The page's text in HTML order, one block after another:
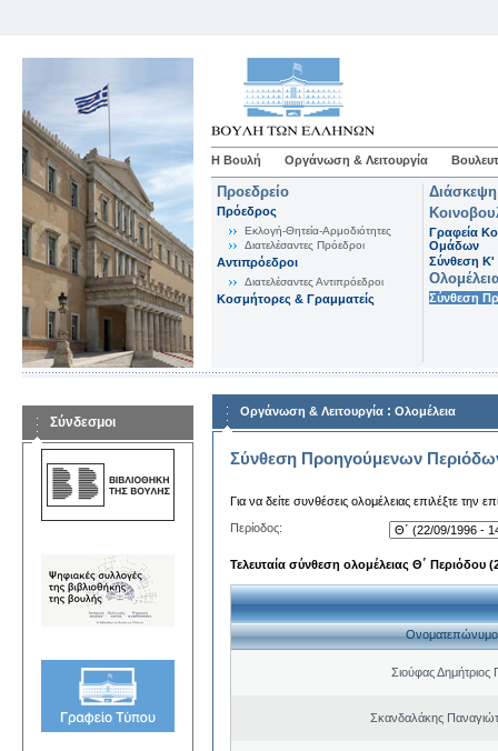
Η Βουλή Οργάνωση & Λειτουργία
Προεδρείο
Πρόεδρος
Εκλογή-Θητεία-Αρμοδιότητες
Διατελέσαντες Πρόεδροι
Αντιπρόεδροι
Διατελέσαντες Αντιπρόεδροι
Κοσμήτορες & Γραμματείς
Γραφεία
Ομάδων
Σύνθεση K'
Σύνθεση
Σύνδεσμοι
Οργάνωση & Λειτουργία : Ολομέλεια
Σύνθεση Προηγούμενων
Για να δείτε συνθέσεις ολομέλειας επιλέξτε την
Περίοδος:
Τελευταία σύνθεση ολομέλειας Θ΄ Περιόδου
Ονοματεπώνυμο
Σιούφας Δημήτριος
Σκανδαλάκης